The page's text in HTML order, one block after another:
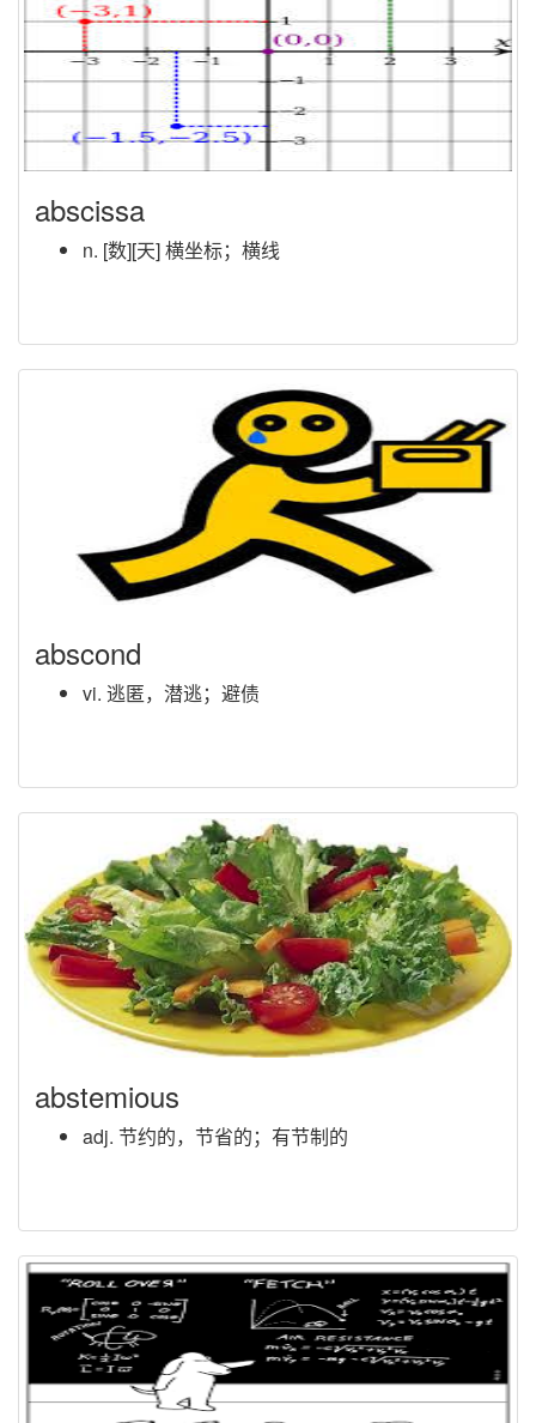
abscissa
n. [数][天] 横坐标；横线
abscond
vi. 逃匿，潜逃；避债
abstemious
adj. 节约的，节省的；有节制的